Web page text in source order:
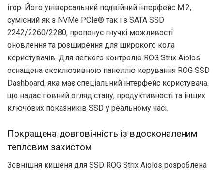
ігор. Його універсальний подвійний інтерфейс M.2,
сумісний як з NVMe PCIe® так і з SATA SSD
2242/2260/2280, пропонує гнучкі можливості
оновлення та розширення для широкого кола
користувачів. Для легкого контролю ROG Strix Aiolos
оснащена ексклюзивною панеллю керування ROG SSD
Dashboard, яка має спеціальний інтерфейс користувача,
що надає повний огляд стану, продуктивності та інших
ключових показників SSD у реальному часі.
Покращена довговічність із вдосконаленим
тепловим захистом
Зовнішня кишеня для SSD ROG Strix Aiolos розроблена